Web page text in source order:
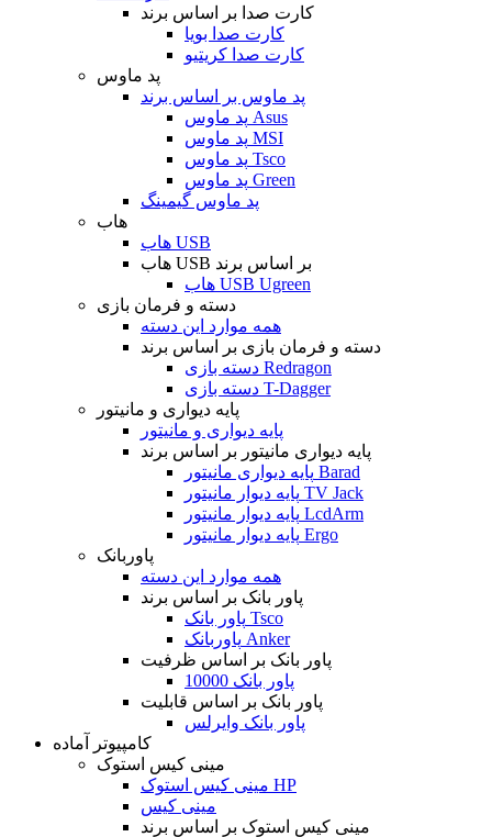
کارت صدا بر اساس برند
کارت صدا بویا
کارت صدا کریتیو
پد ماوس
پد ماوس بر اساس برند
پد ماوس Asus
پد ماوس MSI
پد ماوس Tsco
پد ماوس Green
پد ماوس گیمینگ
هاب
هاب USB
هاب USB بر اساس برند
هاب USB Ugreen
دسته و فرمان بازی
همه موارد این دسته
دسته و فرمان بازی بر اساس برند
دسته بازی Redragon
دسته بازی T-Dagger
پایه دیواری و مانیتور
پایه دیواری و مانیتور
پایه دیواری مانیتور بر اساس برند
پایه دیواری مانیتور Barad
پایه دیوار مانیتور TV Jack
پایه دیوار مانیتور LcdArm
پایه دیوار مانیتور Ergo
پاوربانک
همه موارد این دسته
پاور بانک بر اساس برند
پاور بانک Tsco
پاوربانک Anker
پاور بانک بر اساس ظرفیت
پاور بانک 10000
پاور بانک بر اساس قابلیت
پاور بانک وایرلس
کامپیوتر آماده
مینی کیس استوک
مینی کیس استوک HP
مینی کیس
مینی کیس استوک بر اساس برند